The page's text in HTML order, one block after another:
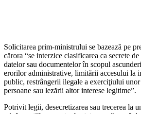
Solicitarea prim-ministrului se bazează pe
cărora “se interzice clasificarea ca secrete
datelor sau documentelor în scopul
erorilor administrative, limitării accesului la
public, restrângerii ilegale a exerciţiului
persoane sau lezării altor interese legitime”.
Potrivit legii, desecretizarea sau trecerea la